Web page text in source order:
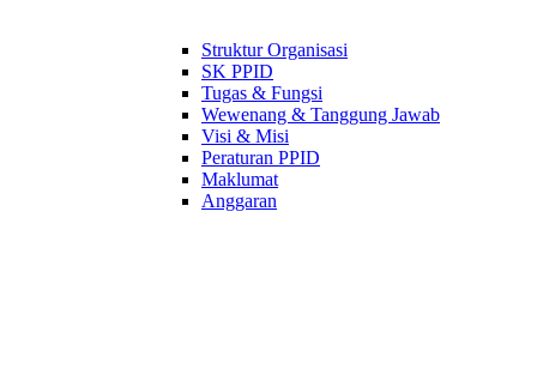
Struktur Organisasi
SK PPID
Tugas & Fungsi
Wewenang & Tanggung Jawab
Visi & Misi
Peraturan PPID
Maklumat
Anggaran